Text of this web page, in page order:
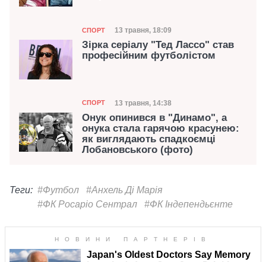
Категорія
СПОРТ Дата публікації
13 травня, 18:09
Зірка серіалу "Тед Лассо" став
професійним футболістом
Категорія
СПОРТ Дата публікації
13 травня, 14:38
Онук опинився в "Динамо", а
онука стала гарячою красунею:
як виглядають спадкоємці
Лобановського (фото)
Теги: #Футбол
#Анхель Ді Марія
#ФК Росаріо Сентрал
#ФК Індепендьєнте